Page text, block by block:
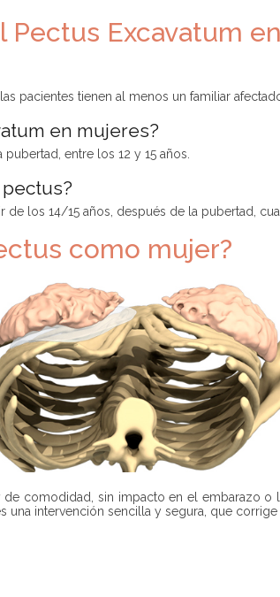
Excavatum
pacientes tienen al menos un familiar
en mujeres?
entre los 12 y 15 años.
los 14/15 años, después de la pubertad,
como mujer?
comodidad, sin impacto en el embarazo
intervención sencilla y segura, que